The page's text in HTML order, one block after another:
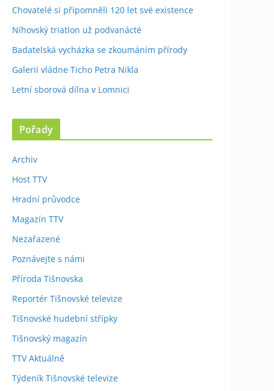
Chovatelé si připomněli 120 let své existence
Níhovský triatlon už podvanácté
Badatelská vycházka se zkoumáním přírody
Galerii vládne Ticho Petra Nikla
Letní sborová dílna v Lomnici
Pořady
Archiv
Host TTV
Hradní průvodce
Magazín TTV
Nezařazené
Poznávejte s námi
Příroda Tišnovska
Reportér Tišnovské televize
Tišnovské hudební střípky
Tišnovský magazín
TTV Aktuálně
Týdeník Tišnovské televize